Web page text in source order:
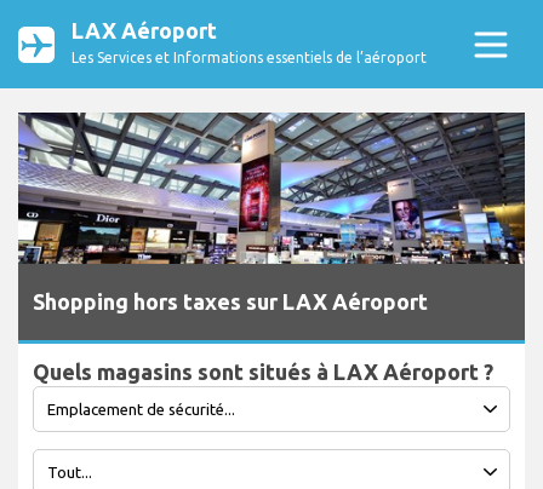
LAX Aéroport
Les Services et Informations essentiels de l’aéroport
Shopping hors taxes sur LAX Aéroport
Quels magasins sont situés à LAX Aéroport ?